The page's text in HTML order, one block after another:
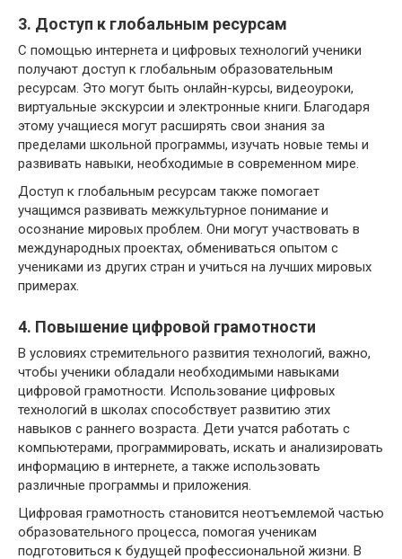
3. Доступ к глобальным ресурсам
С помощью интернета и цифровых технологий ученики
получают доступ к глобальным образовательным
ресурсам. Это могут быть онлайн-курсы, видеоуроки,
виртуальные экскурсии и электронные книги. Благодаря
этому учащиеся могут расширять свои знания за
пределами школьной программы, изучать новые темы и
развивать навыки, необходимые в современном мире.
Доступ к глобальным ресурсам также помогает
учащимся развивать межкультурное понимание и
осознание мировых проблем. Они могут участвовать в
международных проектах, обмениваться опытом с
учениками из других стран и учиться на лучших мировых
примерах.
4. Повышение цифровой грамотности
В условиях стремительного развития технологий, важно,
чтобы ученики обладали необходимыми навыками
цифровой грамотности. Использование цифровых
технологий в школах способствует развитию этих
навыков с раннего возраста. Дети учатся работать с
компьютерами, программировать, искать и анализировать
информацию в интернете, а также использовать
различные программы и приложения.
Цифровая грамотность становится неотъемлемой частью
образовательного процесса, помогая ученикам
подготовиться к будущей профессиональной жизни. В